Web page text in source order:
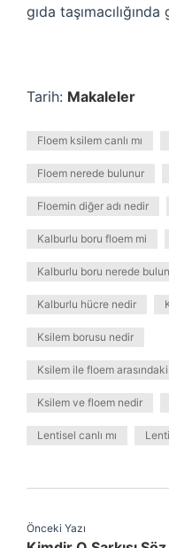
gıda
Tarih: Makaleler
Floem ksilem canlı mı
Floem nerede bulunur
Floemin diğer adı nedir
Kalburlu boru floem mi
Kalburlu boru nerede
Kalburlu hücre nedir
Ksilem borusu nedir
Ksilem ile floem
Ksilem ve floem nedir
Lentisel canlı mı
Önceki Yazı